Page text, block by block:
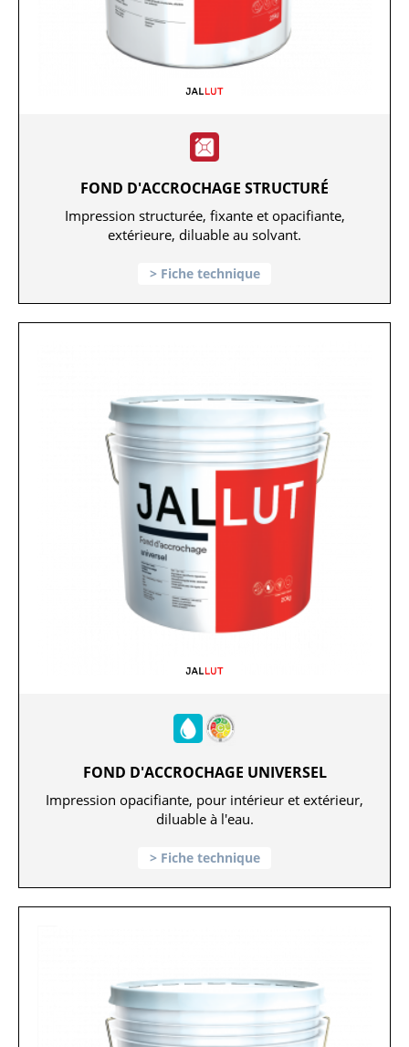
FOND D'ACCROCHAGE STRUCTURÉ
Impression structurée, fixante et opacifiante,
extérieure, diluable au solvant.
Fiche technique
FOND D'ACCROCHAGE UNIVERSEL
Impression opacifiante, pour intérieur et extérieur,
diluable à l'eau.
Fiche technique